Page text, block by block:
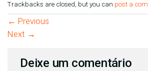
Trackbacks are closed, but you can post a
← Previous
Next →
Deixe um comentário